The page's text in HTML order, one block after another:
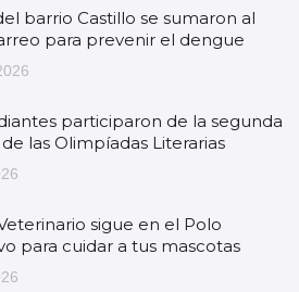
barrio Castillo se sumaron al
para prevenir el dengue
participaron de la segunda
las Olimpíadas Literarias
sigue en el Polo
para cuidar a tus mascotas